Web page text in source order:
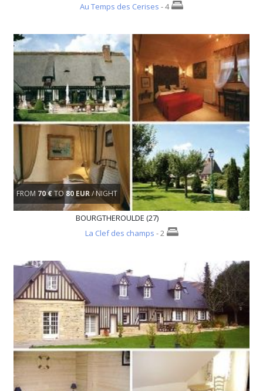
Au Temps des Cerises - 4
FROM 70 €TO80 EUR/ NIGHT
BOURGTHEROULDE (27)
La Clef des champs - 2